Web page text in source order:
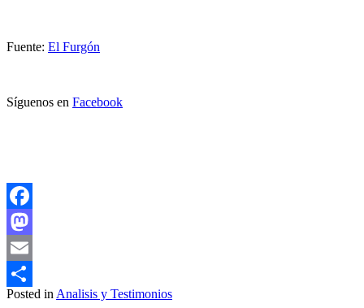
Fuente: El Furgón
Síguenos en Facebook
Facebook
Mastodon
Email
Compartir
Posted in Analisis y Testimonios